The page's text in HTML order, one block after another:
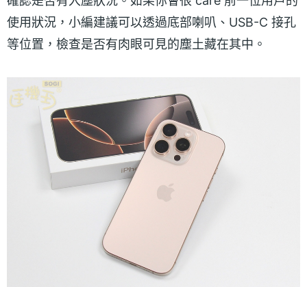
使用狀況，小編建議可以透過底部喇叭、USB-C 接孔
等位置，檢查是否有肉眼可見的塵土藏在其中。